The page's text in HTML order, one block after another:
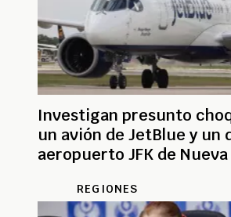
Investigan presunto
un avión de JetBlue y un
aeropuerto JFK de
REGIONES